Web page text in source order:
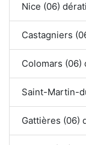
Nice (06)
Castagniers
Colomars (06)
Saint-Martin-
Gattières (06)